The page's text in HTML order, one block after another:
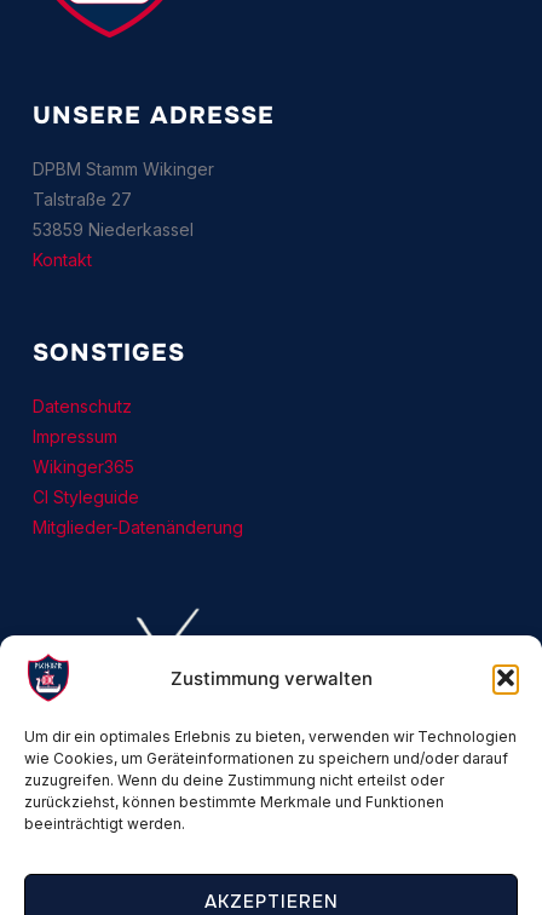
Zustimmung verwalten
Um dir ein optimales Erlebnis zu bieten, verwenden wir Technologien
wie Cookies, um Geräteinformationen zu speichern und/oder darauf
zuzugreifen. Wenn du deine Zustimmung nicht erteilst oder
zurückziehst, können bestimmte Merkmale und Funktionen
beeinträchtigt werden.
AKZEPTIEREN
UNSERE ADRESSE
DPBM Stamm Wikinger
Talstraße 27
53859 Niederkassel
Kontakt
SONSTIGES
Datenschutz
Impressum
Wikinger365
CI Styleguide
Mitglieder-Datenänderung
Copyright © 2026 — Stamm